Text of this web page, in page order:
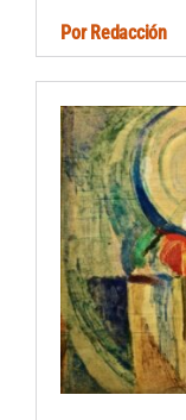
PorRedacción